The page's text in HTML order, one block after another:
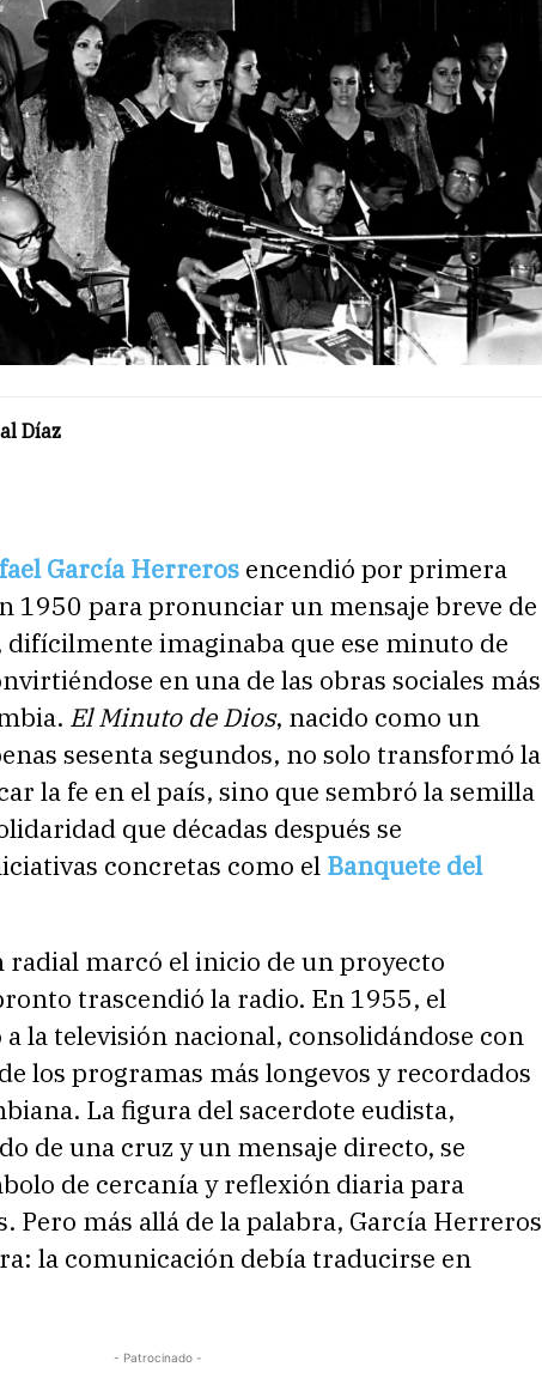
Díaz
García Herreros encendió por primera
1950 para pronunciar un mensaje breve de
imaginaba que ese minuto de
en una de las obras sociales más
El Minuto de Dios, nacido como un
sesenta segundos, no solo transformó la
la fe en el país, sino que sembró la semilla
que décadas después se
concretas como el Banquete del
marcó el inicio de un proyecto
trascendió la radio. En 1955, el
la televisión nacional, consolidándose con
los programas más longevos y recordados
La figura del sacerdote eudista,
de una cruz y un mensaje directo, se
de cercanía y reflexión diaria para
Pero más allá de la palabra, García Herreros
la comunicación debía traducirse en
- Patrocinado -